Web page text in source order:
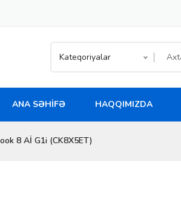
Kateqoriyalar
ANA SƏHIFƏ HAQQIMIZDA
8 Aİ G1i (CK8X5ET)